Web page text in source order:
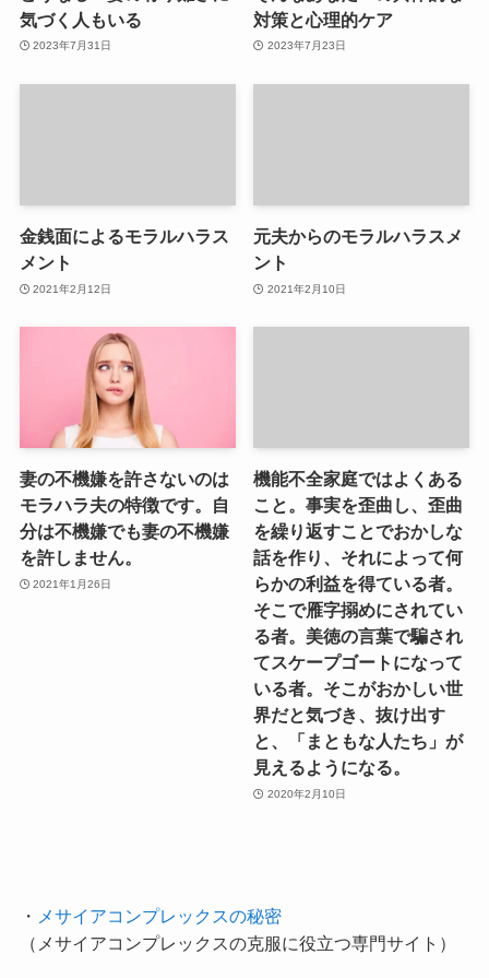
気づく人もいる
2023年7月31日
対策と心理的ケア
2023年7月23日
金銭面によるモラルハラス
メント
2021年2月12日
元夫からのモラルハラスメ
ント
2021年2月10日
妻の不機嫌を許さないのは
モラハラ夫の特徴です。自
分は不機嫌でも妻の不機嫌
を許しません。
2021年1月26日
機能不全家庭ではよくある
こと。事実を歪曲し、歪曲
を繰り返すことでおかしな
話を作り、それによって何
らかの利益を得ている者。
そこで雁字搦めにされてい
る者。美徳の言葉で騙され
てスケープゴートになって
いる者。そこがおかしい世
界だと気づき、抜け出す
と、「まともな人たち」が
見えるようになる。
2020年2月10日
・
メサイアコンプレックスの秘密
（メサイアコンプレックスの克服に役立つ専門サイト）